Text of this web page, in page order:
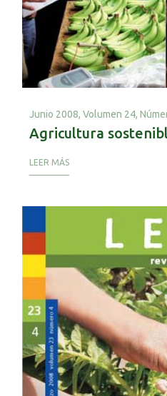
Junio 2008, Volumen 24,
Agricultura
LEER MÁS